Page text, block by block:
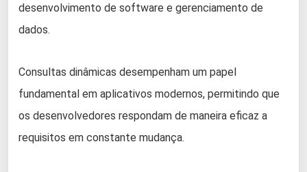
desenvolvimento de software e gerenciamento de
dados.
Consultas dinâmicas desempenham um papel
fundamental em aplicativos modernos, permitindo que
os desenvolvedores respondam de maneira eficaz a
requisitos em constante mudança.